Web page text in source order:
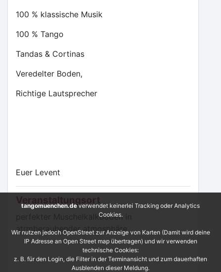
100 % klassische Musik
100 % Tango
Tandas & Cortinas
Veredelter Boden,
Richtige Lautsprecher
Euer Levent
Veranstaltungsort
perfekter Muschelkalkboden in
atrmberaubender atmosphäre
tangomuenchen.deverwendet keinerlei Tracking oder Analytics
Cookies.
Wir nutzen jedoch OpenStreet zur Anzeige von Karten (Damit wird deine
IP Adresse an Open Street map übertragen) und wir verwenden
technische Cookies:
z. B. für den Login, die Filter in der Terminansicht und zum dauerhaften
Ausblenden dieser Meldung.